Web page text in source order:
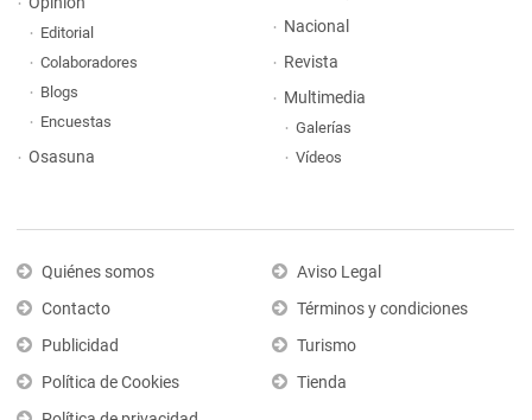
Editorial
Colaboradores
Blogs
Encuestas
Osasuna
Nacional
Revista
Multimedia
Galerías
Vídeos
Quiénes somos
Contacto
Publicidad
Política de Cookies
Aviso Legal
Términos y condiciones
Turismo
Tienda